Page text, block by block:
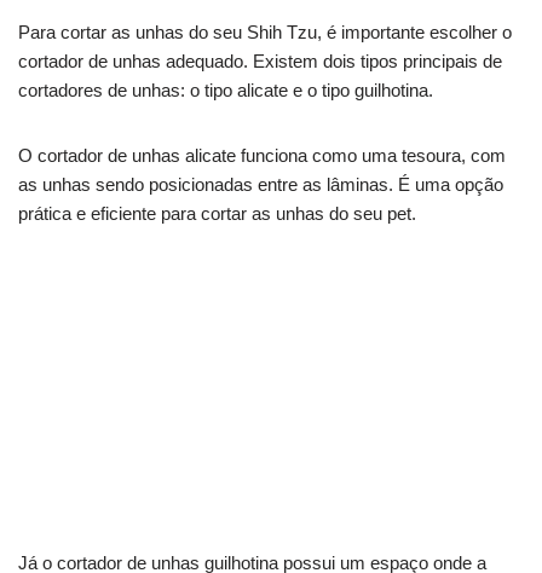
Para cortar as unhas do seu Shih Tzu, é importante escolher o
cortador de unhas adequado. Existem dois tipos principais de
cortadores de unhas: o tipo alicate e o tipo guilhotina.
O cortador de unhas alicate funciona como uma tesoura, com
as unhas sendo posicionadas entre as lâminas. É uma opção
prática e eficiente para cortar as unhas do seu pet.
Já o cortador de unhas guilhotina possui um espaço onde a